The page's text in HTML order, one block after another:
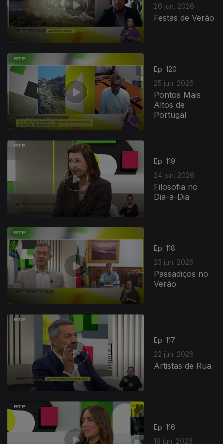
26 jun. 2026
Festas de Verão
Ep. 120
25 jun. 2026
Pontos Mais
Altos de
Portugal
Ep. 119
24 jun. 2026
Filosofia no
Dia-a-Dia
Ep. 118
23 jun. 2026
Passadiços no
Verão
Ep. 117
22 jun. 2026
Artistas de Rua
Ep. 116
19 jun. 2026